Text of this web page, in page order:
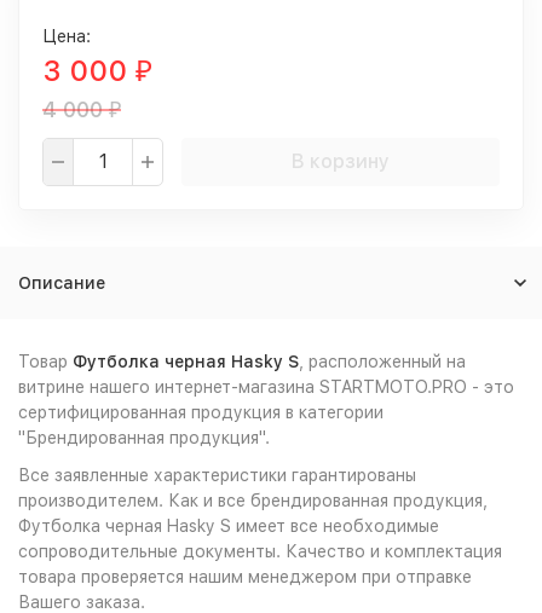
Цена:
3 000 ₽
4 000₽
В корзину
Описание
Товар Футболка черная Hasky S , расположенный на
витрине нашего интернет-магазина STARTMOTO.PRO - это
сертифицированная продукция в категории
"Брендированная продукция".
Все заявленные характеристики гарантированы
производителем. Как и все брендированная продукция,
Футболка черная Hasky S имеет все необходимые
сопроводительные документы. Качество и комплектация
товара проверяется нашим менеджером при отправке
Вашего заказа.